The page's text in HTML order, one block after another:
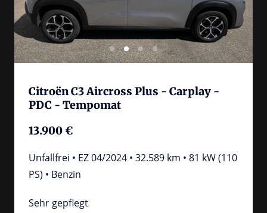
Citroën C3 Aircross Plus - Carplay -
PDC - Tempomat
13.900 €
Unfallfrei • EZ 04/2024 • 32.589 km • 81 kW (110
PS) • Benzin
Sehr gepflegt